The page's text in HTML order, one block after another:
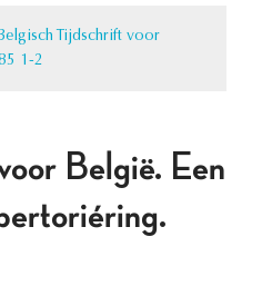
Tijdschrift voor
1-2
België. Een